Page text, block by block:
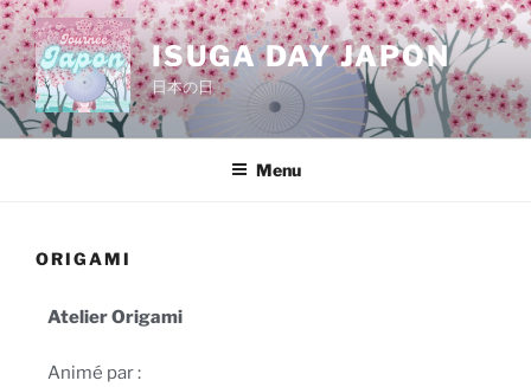
ISUGA DAY JAPON
日本の日
Menu
ORIGAMI
Atelier Origami
Animé par :